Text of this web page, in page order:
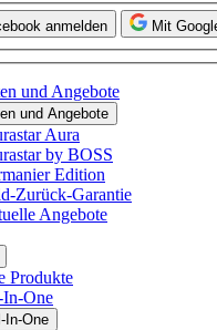
anmelden Mit
und Angebote
und Angebote
Aura
by BOSS
Edition
Zurück-Garantie
Angebote
Produkte
One
In-One